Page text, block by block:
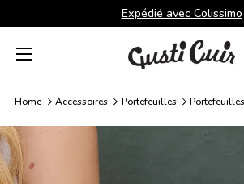
Aller au contenu
Expédié avec Colissimo
Menu
Home Accessoires Portefeuilles